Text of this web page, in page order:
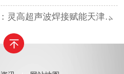
声波焊接赋能天津汽车与电子产业